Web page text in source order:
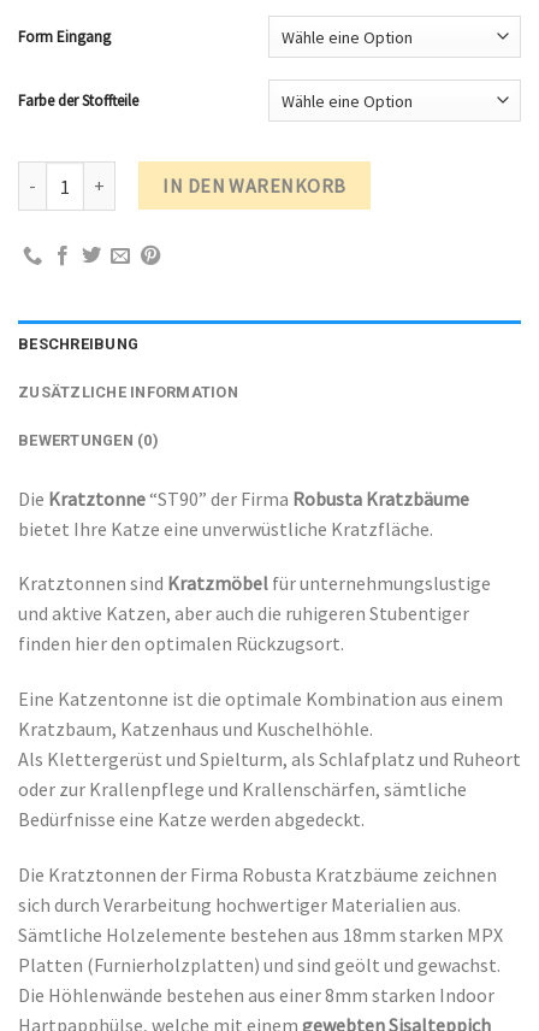
Form Eingang
Farbe der Stoffteile
Kratztonne Katze ST90 Systemtower Ø 54 cm Höhe 90 cm Menge
IN DEN WARENKORB
BESCHREIBUNG
ZUSÄTZLICHE INFORMATION
BEWERTUNGEN (0)
Die Kratztonne“ST90” der Firma Robusta Kratzbäume
bietet Ihre Katze eine unverwüstliche Kratzfläche.
Kratztonnen sind Kratzmöbel für unternehmungslustige
und aktive Katzen, aber auch die ruhigeren Stubentiger
finden hier den optimalen Rückzugsort.
Eine Katzentonne ist die optimale Kombination aus einem
Kratzbaum, Katzenhaus und Kuschelhöhle.
Als Klettergerüst und Spielturm, als Schlafplatz und Ruheort
oder zur Krallenpflege und Krallenschärfen, sämtliche
Bedürfnisse eine Katze werden abgedeckt.
Die Kratztonnen der Firma Robusta Kratzbäume zeichnen
sich durch Verarbeitung hochwertiger Materialien aus.
Sämtliche Holzelemente bestehen aus 18mm starken MPX
Platten (Furnierholzplatten) und sind geölt und gewachst.
Die Höhlenwände bestehen aus einer 8mm starken Indoor
Hartpapphülse, welche mit einem gewebten Sisalteppich